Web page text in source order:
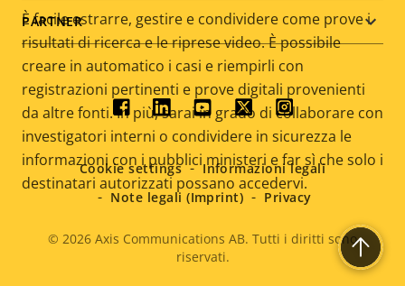
È facile estrarre, gestire e condividere come prove i
risultati di ricerca e le riprese video. È possibile
creare in automatico i casi e riempirli con
registrazioni pertinenti e prove digitali provenienti
da altre fonti. In più, sarai in grado di collaborare con
investigatori interni o condividere in sicurezza le
informazioni con i pubblici ministeri e far sì che solo i
destinatari autorizzati possano accedervi.
PARTNER
Social
menu
© 2026 Axis Communications AB. Tutti i diritti sono
riservati.
Cookie settings
Informazioni legali
Note legali (Imprint)
Privacy